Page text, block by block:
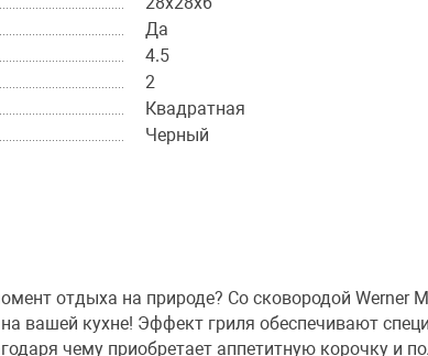
Да
4.5
2
Квадратная
Черный
отдыха на природе? Со сковородой Werner
вашей кухне! Эффект гриля обеспечивают
чему приобретает аппетитную корочку и